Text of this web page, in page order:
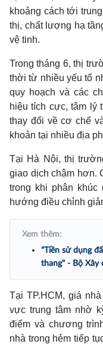
khoảng cách tới
thị, chất lượng hạ
vệ tinh.
Trong tháng 6, thị
thời từ nhiều yếu tố
quy hoạch và các
hiệu tích cực, tâm lý
thay đổi về cơ chế
khoản tại nhiều địa
Tại Hà Nội, thị
giao dịch chậm hơn.
trong khi phân khúc
hướng điều chỉnh
Xem thêm:
"Tiền sử dụng
thang" - Bộ Xây
Tại TP.HCM, giá
vực trung tâm nhờ
điểm và chương
nhà trong hẻm tiếp